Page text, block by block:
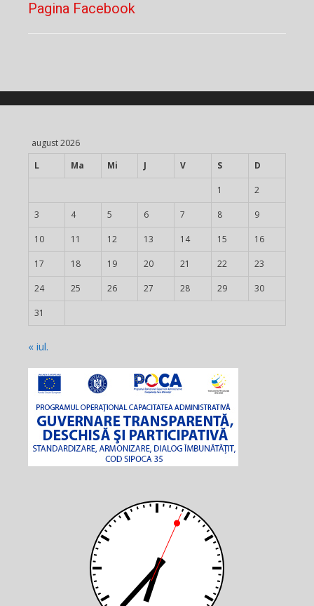
Pagina Facebook
august 2026
L
Ma Mi J V S D
1 2
3 4 5 6 7 8 9
10 11 12 13 14 15 16
17 18 19 20 21 22 23
24 25 26 27 28 29 30
31
« iul.